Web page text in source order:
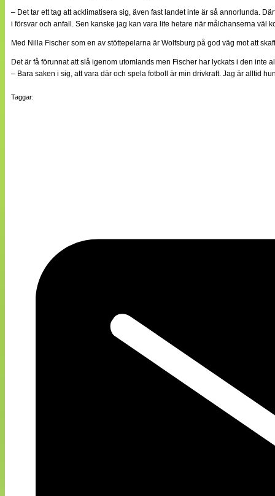
– Det tar ett tag att acklimatisera sig, även fast landet inte är så annorlunda.
i försvar och anfall. Sen kanske jag kan vara lite hetare när målchanserna väl
Med Nilla Fischer som en av stöttepelarna är Wolfsburg på god väg mot att
Det är få förunnat att slå igenom utomlands men Fischer har lyckats i den
– Bara saken i sig, att vara där och spela fotboll är min drivkraft. Jag är alltid
Taggar: